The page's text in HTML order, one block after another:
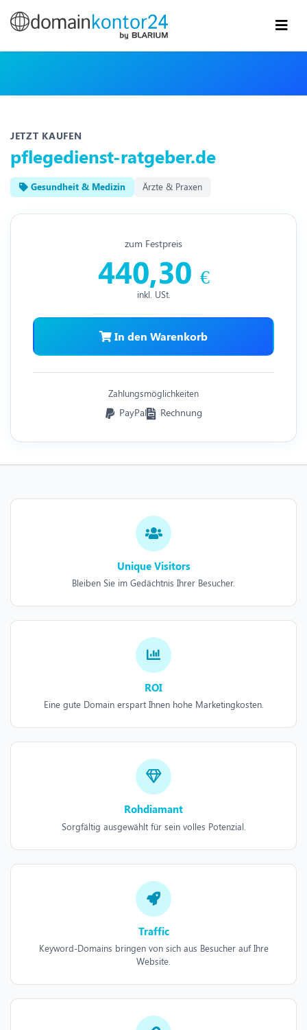
JETZT KAUFEN
pflegedienst-ratgeber.de
Gesundheit & Medizin Ärzte & Praxen
zum Festpreis
440,30 €
inkl. USt.
In den Warenkorb
Zahlungsmöglichkeiten
PayPal Rechnung
Unique Visitors
Bleiben Sie im Gedächtnis Ihrer Besucher.
ROI
Eine gute Domain erspart Ihnen hohe Marketingkosten.
Rohdiamant
Sorgfältig ausgewählt für sein volles Potenzial.
Traffic
Keyword-Domains bringen von sich aus Besucher auf Ihre
Website.